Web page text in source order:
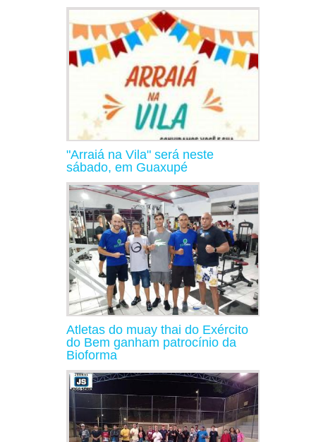
"Arraiá na Vila" será neste
sábado, em Guaxupé
Atletas do muay thai do Exército
do Bem ganham patrocínio da
Bioforma